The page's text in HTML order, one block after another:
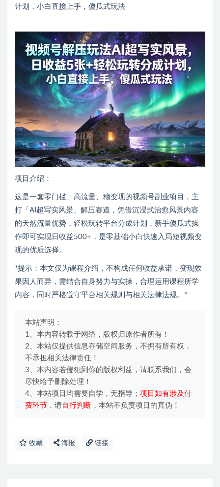
计划，小白直接上手，傻瓜式玩法
项目介绍：
这是一套零门槛、高流量、稳变现的视频号副业项目，主
打「AI超写实风景」解压赛道，凭借沉浸式治愈风景内容
的天然流量优势，轻松玩转平台分成计划，新手傻瓜式操
作即可实现日收益500+，是零基础小白快速入局短视频变
现的优质选择。
*提示：本文仅为课程介绍，不构成任何收益承诺，变现效
果因人而异，需结合自身努力与实操，合理运用课程所学
内容，同时严格遵守平台相关规则与相关法律法规。*
本站声明：
1、本内容转载于网络，版权归原作者所有！
2、本站仅提供信息存储空间服务，不拥有所有权，
不承担相关法律责任！
3、本内容若侵犯到你的版权利益，请联系我们，会
尽快给予删除处理！
4、本站项目均需要自学，无指导； 项目如有涉及付
费环节 ，请自行判断 ，本站不负责项目的真伪！
收藏 海报 链接